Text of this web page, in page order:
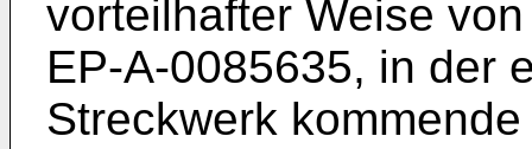
vorteilhafter Weise
EP-A-0085635, in der
Streckwerk